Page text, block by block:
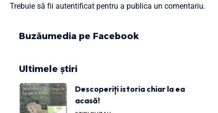
Trebuie să fii autentificat pentru a publica un comentariu.
Buzăumedia pe Facebook
Ultimele știri
Descoperiți istoria chiar la ea
acasă!